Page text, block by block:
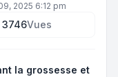
2025 6:12 pm
3746Vues
la grossesse et